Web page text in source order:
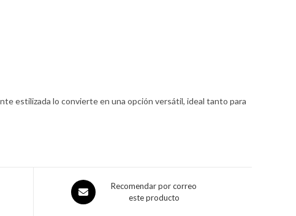
estilizada lo convierte en una opción versátil, ideal tanto para
Recomendar por correo
este producto